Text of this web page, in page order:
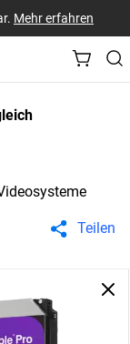
Mehr erfahren
Teilen